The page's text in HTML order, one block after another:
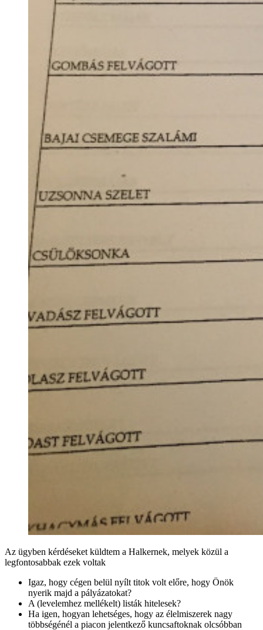
Az ügyben kérdéseket küldtem a Halkernek, melyek közül a
legfontosabbak ezek voltak
Igaz, hogy cégen belül nyílt titok volt előre, hogy Önök
nyerik majd a pályázatokat?
A (levelemhez mellékelt) listák hitelesek?
Ha igen, hogyan lehetséges, hogy az élelmiszerek nagy
többségénél a piacon jelentkező kuncsaftoknak olcsóbban